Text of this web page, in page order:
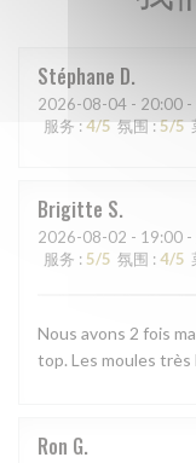
Stéphane D
2026-08-04 - 20:00 -
服务 : 4/5 氛围:5/5
Brigitte S
2026-08-02 - 19:00 -
服务 : 5/5 氛围 : 4/5
Nous avons 2 fois
top. Les moules
Ron G